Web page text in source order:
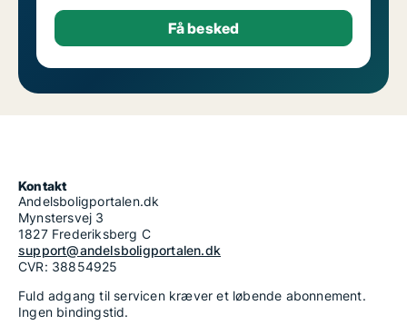
Kontakt
Andelsboligportalen.dk
Mynstersvej 3
1827 Frederiksberg C
support@andelsboligportalen.dk
CVR: 38854925
Fuld adgang til servicen kræver et løbende abonnement.
Ingen bindingstid.